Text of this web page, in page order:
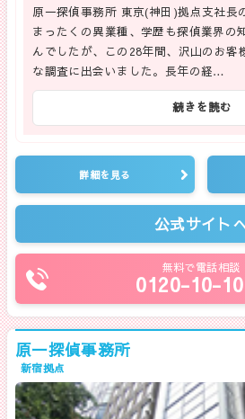
原一探偵事務所 東京(神田)拠点支社長
まったくの異業種、学歴も探偵業界の
んでしたが、この28年間、沢山のお客
な調査に出会いました。長年の経…
続きを読む
詳細を見る
公式サイト
無料で電話相談
0120-10-
原一探偵事務所
新宿拠点